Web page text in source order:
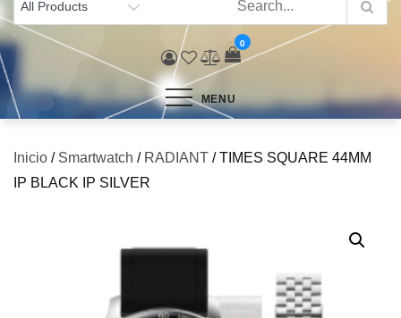
0
MENU
Inicio / Smartwatch / RADIANT / TIMES SQUARE 44MM
IP BLACK IP SILVER